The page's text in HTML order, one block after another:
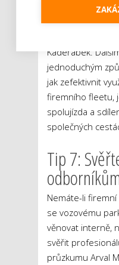
zpomalení jízdy,
nebo kontrola
Kadeřábek.
jednoduchým
jak zefektivnit
firemního fleetu,
spolujízda a
společných
Tip 7:
Nemáte-li firemní
se vozovému
věnovat interně,
svěřit
průzkumu Arval